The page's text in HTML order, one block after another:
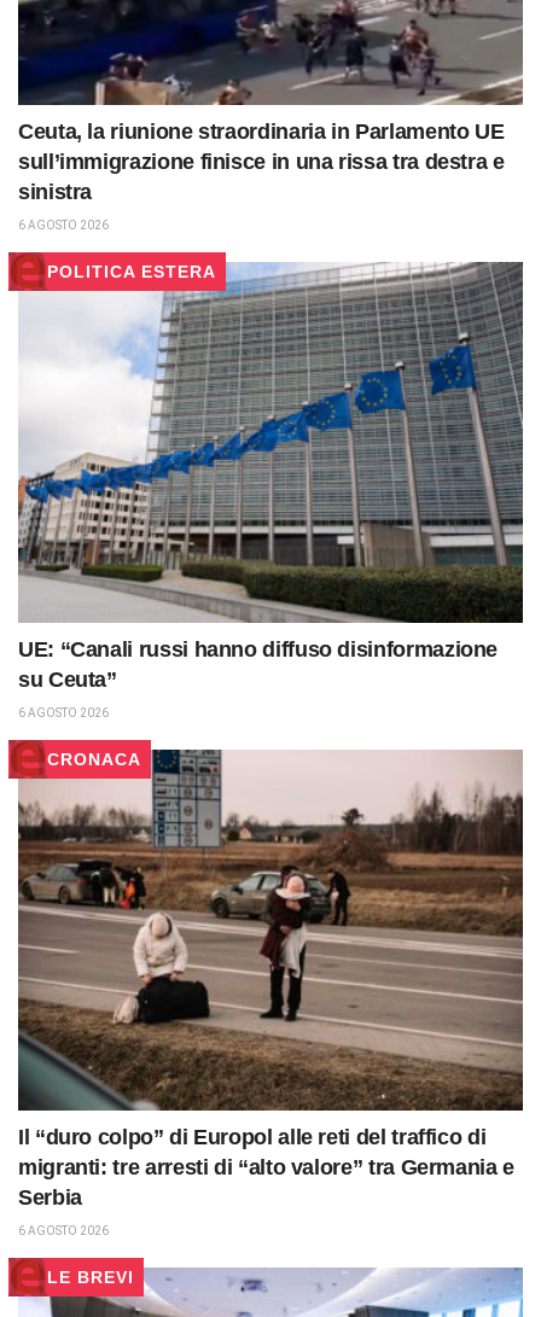
Ceuta, la riunione straordinaria in Parlamento UE
sull’immigrazione finisce in una rissa tra destra e
sinistra
6 AGOSTO 2026
POLITICA ESTERA
UE: “Canali russi hanno diffuso disinformazione
su Ceuta”
6 AGOSTO 2026
CRONACA
Il “duro colpo” di Europol alle reti del traffico di
migranti: tre arresti di “alto valore” tra Germania e
Serbia
6 AGOSTO 2026
LE BREVI